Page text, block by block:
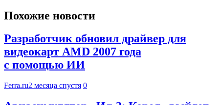
Похожие новости
Разработчик обновил драйвер для
видеокарт AMD 2007 года
с помощью ИИ
Ferra.ru2 месяца спустя 0